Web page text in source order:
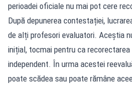
perioadei oficiale nu mai pot cere
După depunerea contestației,
de alți profesori evaluatori. Aceștia
inițial, tocmai pentru ca
independent. În urma acestei
poate scădea sau poate rămâne